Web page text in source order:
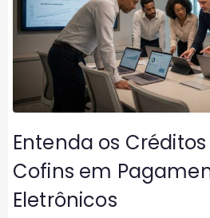
Entenda os Créditos
Cofins em
Eletrônicos